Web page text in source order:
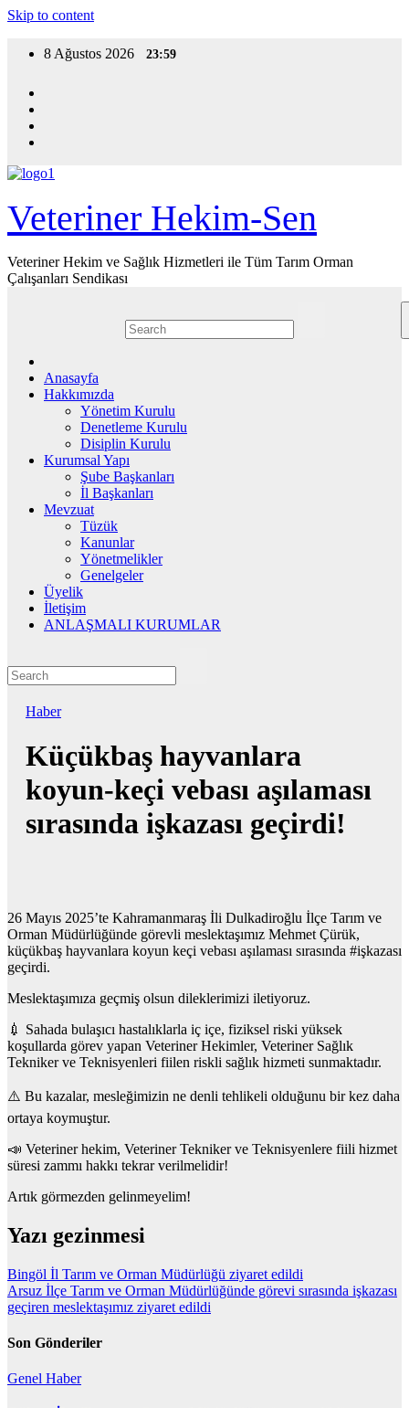
Skip to content
8 Ağustos 2026 23:59
Veteriner Hekim-Sen
Veteriner Hekim ve Sağlık Hizmetleri ile Tüm Tarım Orman
Çalışanları Sendikası
Anasayfa
Hakkımızda
Yönetim Kurulu
Denetleme Kurulu
Disiplin Kurulu
Kurumsal Yapı
Şube Başkanları
İl Başkanları
Mevzuat
Tüzük
Kanunlar
Yönetmelikler
Genelgeler
Üyelik
İletişim
ANLAŞMALI KURUMLAR
Haber
Küçükbaş hayvanlara
koyun-keçi vebası aşılaması
sırasında işkazası geçirdi!
26 Mayıs 2025’te Kahramanmaraş İli Dulkadiroğlu İlçe Tarım ve
Orman Müdürlüğünde görevli meslektaşımız Mehmet Çürük,
küçükbaş hayvanlara koyun keçi vebası aşılaması sırasında #işkazası
geçirdi.
Meslektaşımıza geçmiş olsun dileklerimizi iletiyoruz.
💉 Sahada bulaşıcı hastalıklarla iç içe, fiziksel riski yüksek
koşullarda görev yapan Veteriner Hekimler, Veteriner Sağlık
Tekniker ve Teknisyenleri fiilen riskli sağlık hizmeti sunmaktadır.
⚠️ Bu kazalar, mesleğimizin ne denli tehlikeli olduğunu bir kez daha
ortaya koymuştur.
📣 Veteriner hekim, Veteriner Tekniker ve Teknisyenlere fiili hizmet
süresi zammı hakkı tekrar verilmelidir!
Artık görmezden gelinmeyelim!
Yazı gezinmesi
Bingöl İl Tarım ve Orman Müdürlüğü ziyaret edildi
Arsuz İlçe Tarım ve Orman Müdürlüğünde görevi sırasında işkazası
geçiren meslektaşımız ziyaret edildi
Son Gönderiler
Genel Haber